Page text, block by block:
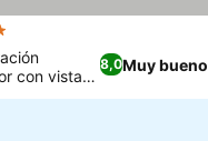
8,0Muy bueno
con vistas